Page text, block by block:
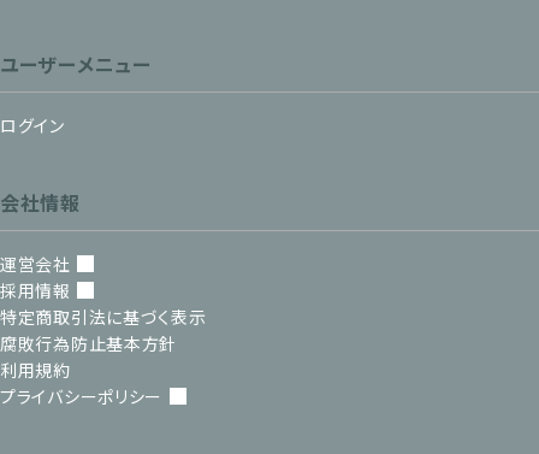
ユーザーメニュー
ログイン
会社情報
運営会社
採用情報
特定商取引法に基づく表示
腐敗行為防止基本方針
利用規約
プライバシーポリシー